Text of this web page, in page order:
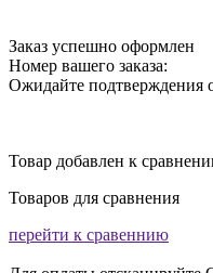
Заказ успешно оформлен
Номер вашего заказа:
Ожидайте подтверждения
Товар добавлен к
Товаров для сравнения
перейти к сравеннию